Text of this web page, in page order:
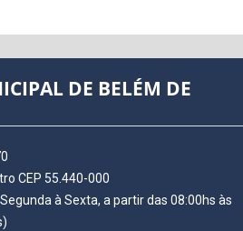
DE BELÉM DE
CEP 55.440-000
à Sexta, a partir das 08:00hs às